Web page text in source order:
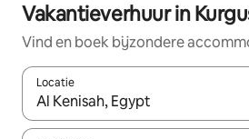
Vakantieverhuur in
Vind en boek bijzondere
Locatie
Wanneer er suggesties